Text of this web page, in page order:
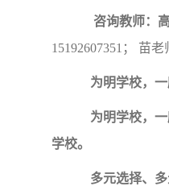
咨询教师：
15192607351； 苗老
为明学校，一
为明学校，一
学校。
多元选择、多